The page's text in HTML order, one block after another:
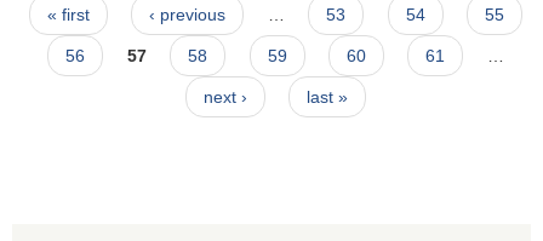
लागि निबेदन दिने बारेको सूचना
Pages
« first ‹ previous … 53 54 55
56 57 58 59 60 61 …
next › last »